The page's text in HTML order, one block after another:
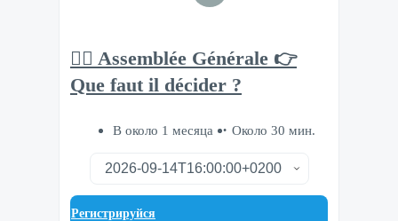
🧘‍♂️ Assemblée Générale 👉
Que faut il décider ?
В около 1 месяца Около 30 мин.
Регистрируйся